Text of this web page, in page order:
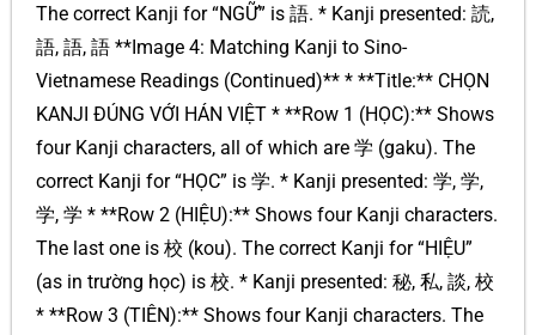
The correct Kanji for “NGỮ” is 語. * Kanji presented: 読,
語, 語, 語 **Image 4: Matching Kanji to Sino-
Vietnamese Readings (Continued)** * **Title:** CHỌN
KANJI ĐÚNG VỚI HÁN VIỆT * **Row 1 (HỌC):** Shows
four Kanji characters, all of which are 学 (gaku). The
correct Kanji for “HỌC” is 学. * Kanji presented: 学, 学,
学, 学 * **Row 2 (HIỆU):** Shows four Kanji characters.
The last one is 校 (kou). The correct Kanji for “HIỆU”
(as in trường học) is 校. * Kanji presented: 秘, 私, 談, 校
* **Row 3 (TIÊN):** Shows four Kanji characters. The